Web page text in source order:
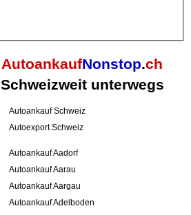
AutoankaufNonstop.ch
Schweizweit unterwegs
Autoankauf Schweiz
Autoexport Schweiz
Autoankauf Aadorf
Autoankauf Aarau
Autoankauf Aargau
Autoankauf Adelboden